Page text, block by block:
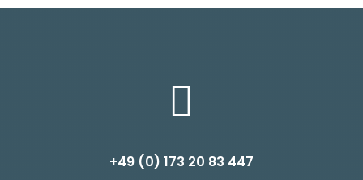

+49 (0) 173 20 83 447